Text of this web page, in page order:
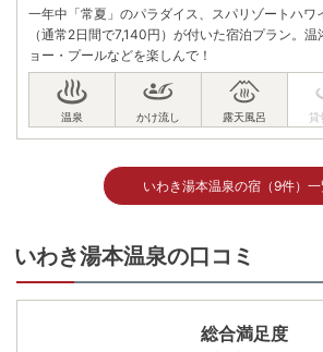
一年中「常夏」のパラダイス、スパリゾートハワ
（通常2日間で7,140円）が付いた宿泊プラン。
ョー・プールなどを楽しんで！
いわき湯本温泉の宿（9件）
いわき湯本温泉の口コミ
総合満足度